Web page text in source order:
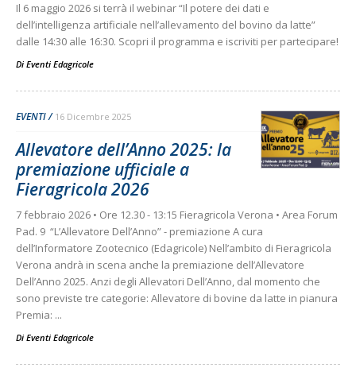
Il 6 maggio 2026 si terrà il webinar “Il potere dei dati e
dell’intelligenza artificiale nell’allevamento del bovino da latte”
dalle 14:30 alle 16:30. Scopri il programma e iscriviti per partecipare!
Di Eventi Edagricole
EVENTI 16 Dicembre 2025
Allevatore dell’Anno 2025: la
premiazione ufficiale a
Fieragricola 2026
7 febbraio 2026 • Ore 12.30 - 13:15 Fieragricola Verona • Area Forum
Pad. 9 “L’Allevatore Dell’Anno” - premiazione A cura
dell’Informatore Zootecnico (Edagricole) Nell’ambito di Fieragricola
Verona andrà in scena anche la premiazione dell’Allevatore
Dell’Anno 2025. Anzi degli Allevatori Dell’Anno, dal momento che
sono previste tre categorie: Allevatore di bovine da latte in pianura
Premia: ...
Di Eventi Edagricole